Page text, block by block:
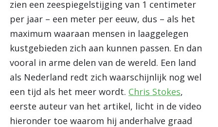
zien een zeespiegelstijging van 1 centimeter
per jaar – een meter per eeuw, dus – als het
maximum waaraan mensen in laaggelegen
kustgebieden zich aan kunnen passen. En dan
vooral in arme delen van de wereld. Een land
als Nederland redt zich waarschijnlijk nog wel
een tijd als het meer wordt. Chris Stokes,
eerste auteur van het artikel, licht in de video
hieronder toe waarom hij anderhalve graad